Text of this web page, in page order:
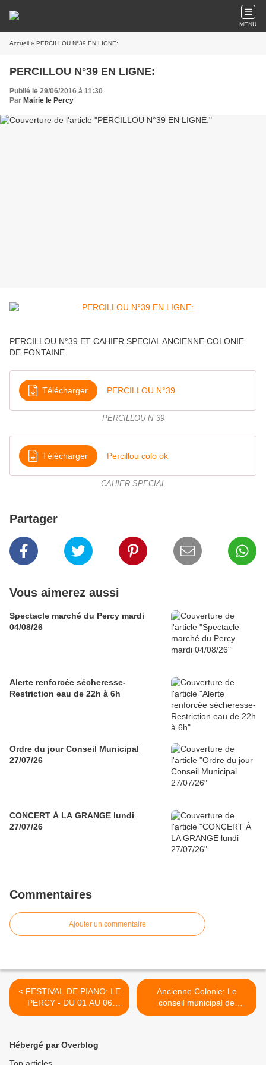
MENU
Accueil » PERCILLOU N°39 EN LIGNE:
PERCILLOU N°39 EN LIGNE:
Publié le 29/06/2016 à 11:30
Par Mairie le Percy
PERCILLOU N°39 ET CAHIER SPECIAL ANCIENNE COLONIE
DE FONTAINE.
Télécharger PERCILLOU N°39
PERCILLOU N°39
Télécharger Percillou colo ok
CAHIER SPECIAL
Partager
Vous aimerez aussi
Spectacle marché du Percy mardi
04/08/26
Alerte renforcée sécheresse-
Restriction eau de 22h à 6h
Ordre du jour Conseil Municipal
27/07/26
CONCERT À LA GRANGE lundi
27/07/26
Commentaires
Ajouter un commentaire
< FESTIVAL DE PIANO: LE
PERCY - DU 01 AU 06
JUILLET
Ancienne Colonie: Le
conseil municipal de
Fontaine dit oui à la vente.
Hébergé par Overblog